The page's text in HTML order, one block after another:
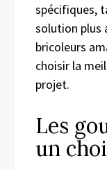
spécifiques,
solution plus
bricoleurs
choisir la
projet.
Les
un